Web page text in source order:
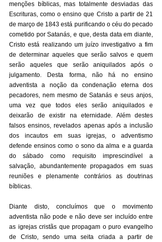
menções bíblicas, mas totalmente desviadas das
Escrituras, como o ensino que Cristo a partir de 21
de março de 1843 está purificando o céu do pecado
cometido por Satanás, e que, desta data em diante,
Cristo está realizando um juízo investigativo a fim
de determinar aqueles que serão salvos e quem
serão aqueles que serão aniquilados após o
julgamento. Desta forma, não há no ensino
adventista a noção da condenação eterna dos
pecadores, nem mesmo de Satanás e seus anjos,
uma vez que todos eles serão aniquilados e
deixarão de existir na eternidade. Além destes
falsos ensinos, revelados apenas após a inclusão
dos incautos em suas igrejas, o adventismo
defende ensinos como o sono da alma e a guarda
do sábado como requisito imprescindível a
salvação, abundantemente propagados em suas
reuniões e plenamente contrários as doutrinas
bíblicas.
Diante disto, concluímos que o movimento
adventista não pode e não deve ser incluído entre
as igrejas cristãs que propagam o puro evangelho
de Cristo, sendo uma seita criada a partir de